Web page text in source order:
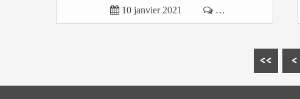
 10 janvier 2021  …
<< <